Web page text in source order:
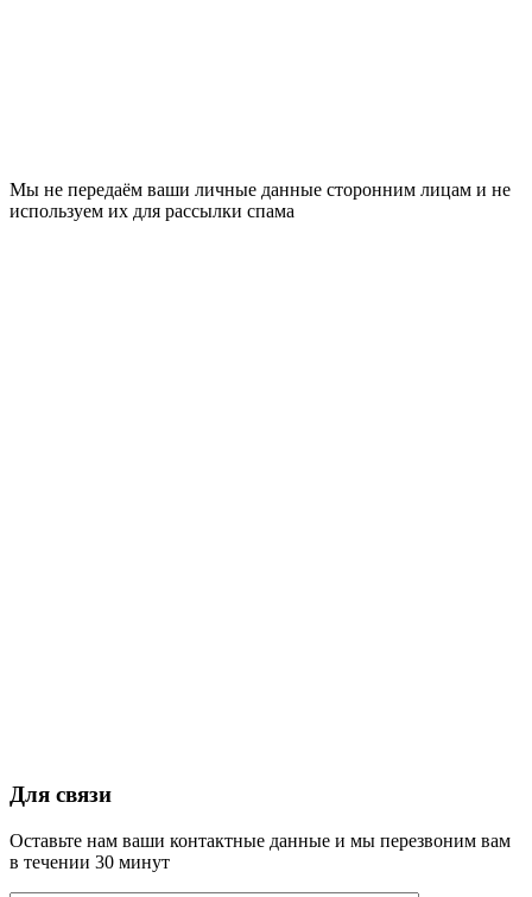
Мы не передаём ваши личные данные сторонним лицам и не
используем их для рассылки спама
Для связи
Оставьте нам ваши контактные данные и мы перезвоним вам
в течении 30 минут